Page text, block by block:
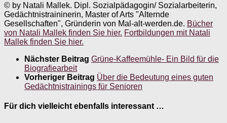
© by Natali Mallek. Dipl. Sozialpädagogin/ Sozialarbeiterin,
Gedächtnistraininerin, Master of Arts "Alternde
Gesellschaften", Gründerin von Mal-alt-werden.de. Bücher
von Natali Mallek finden Sie hier. Fortbildungen mit Natali
Mallek finden Sie hier.
Nächster Beitrag Grüne-Kaffeemühle- Ein Bild für die
Biografiearbeit
Vorheriger Beitrag Über die Bedeutung eines guten
Gedächtnistrainings für Senioren
Für dich vielleicht ebenfalls interessant …